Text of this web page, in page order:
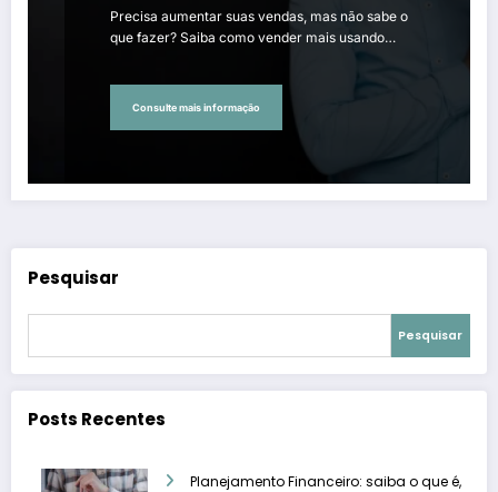
Precisa aumentar suas vendas, mas não sabe o
que fazer? Saiba como vender mais usando…
Consulte mais informação
Pesquisar
Pesquisar
Posts Recentes
Planejamento Financeiro: saiba o que é,